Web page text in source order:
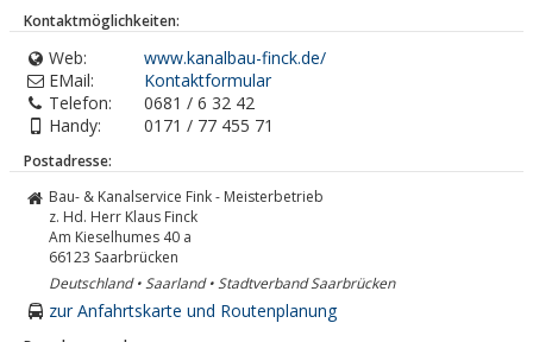
Kontaktmöglichkeiten:
Web:
www.kanalbau-finck.de/
EMail:
Kontaktformular
Telefon:
0681 / 6 32 42
Handy:
0171 / 77 455 71
Postadresse:
Bau- & Kanalservice Fink - Meisterbetrieb
z. Hd. Herr Klaus Finck
Am Kieselhumes 40 a
66123 Saarbrücken
Deutschland • Saarland • Stadtverband Saarbrücken
zur Anfahrtskarte und Routenplanung